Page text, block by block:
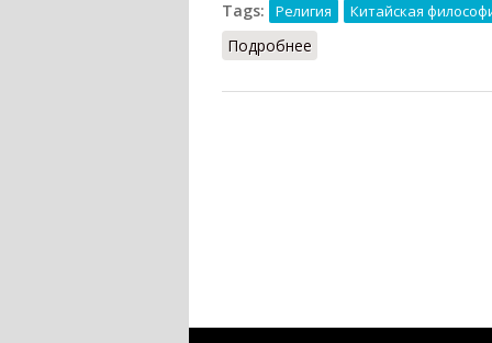
Tags:
Религия Китайская
Подробнее